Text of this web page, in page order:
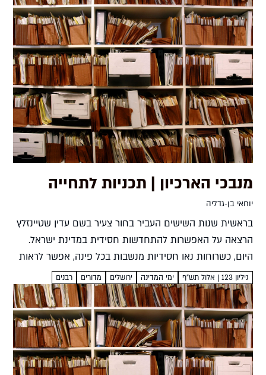
מנבכי הארכיון | תכניות לתחייה
יוחאי בן-גדליה
בראשית שנות השישים העביר בחור צעיר בשם עדין שטיינזלץ
הרצאה על האפשרות להתחדשות חסידית במדינת ישראל.
היום, כשרוחות נאו חסידיות מנשבות בכל פינה, אפשר לראות
במסמך שעליו התבססה ההרצאה נבואה, אולם מי שמכיר את
הכותב...
גיליון 123 | אלול תש"ף ימי המדינה ירושלים מדורים רבנים